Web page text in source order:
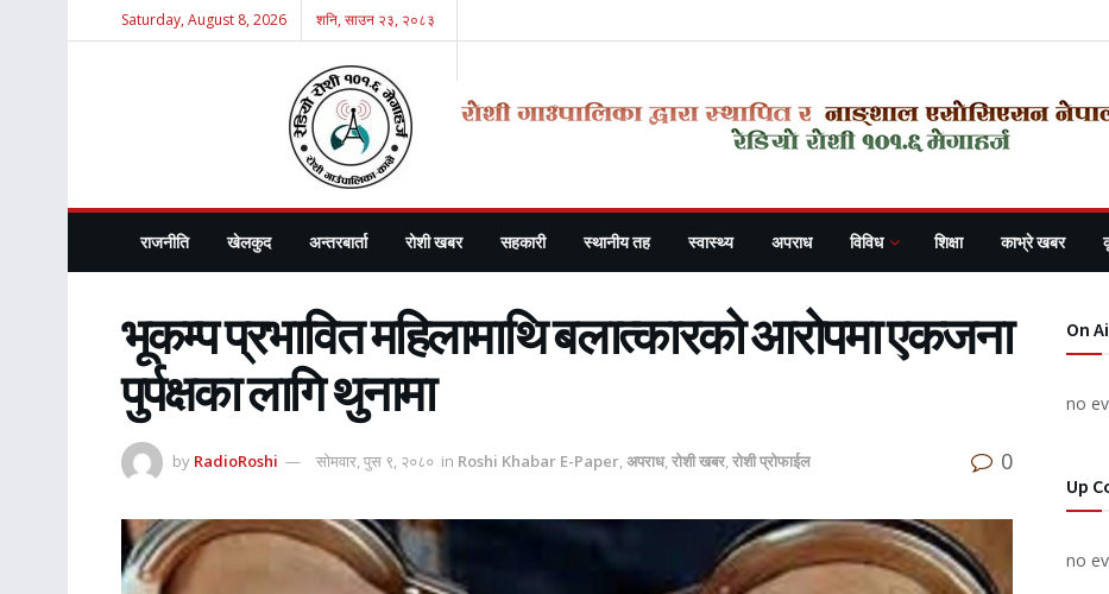
Saturday, August 8, 2026 शनि, साउन २३, २०८३
राजनीति खेलकुद अन्तरबार्ता रोशी खबर सहकारी स्थानीय तह स्वास्थ्य अपराध विविध शिक्षा काभ्रे खबर
भूकम्प प्रभावित महिलामाथि बलात्कारको आरोपमा एकजना
पुर्पक्षका लागि थुनामा
by RadioRoshi सोमवार, पुस ९, २०८० in Roshi Khabar E-Paper,अपराध,रोशी खबर,रोशी प्रोफाईल 0
On
no
Up
no